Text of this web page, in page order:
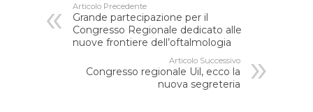
Articolo Precedente
Grande partecipazione per il
Congresso Regionale dedicato alle
nuove frontiere dell’oftalmologia
Articolo Successivo
Congresso regionale Uil, ecco la
nuova segreteria